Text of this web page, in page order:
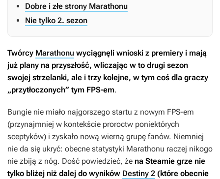
Dobre i złe strony Marathonu
Nie tylko 2. sezon
Twórcy Marathonu wyciągnęli wnioski z premiery i mają
już plany na przyszłość, wliczając w to drugi sezon
swojej strzelanki, ale i trzy kolejne, w tym coś dla graczy
„przytłoczonych” tym FPS-em.
Bungie nie miało najgorszego startu z nowym FPS-em
(przynajmniej w kontekście proroctw poniektórych
sceptyków) i zyskało nową wierną grupę fanów. Niemniej
nie da się ukryć: obecne statystyki Marathonu raczej nikogo
nie zbiją z nóg. Dość powiedzieć, że na Steamie grze nie
tylko bliżej niż dalej do wyników Destiny 2 (które obecnie